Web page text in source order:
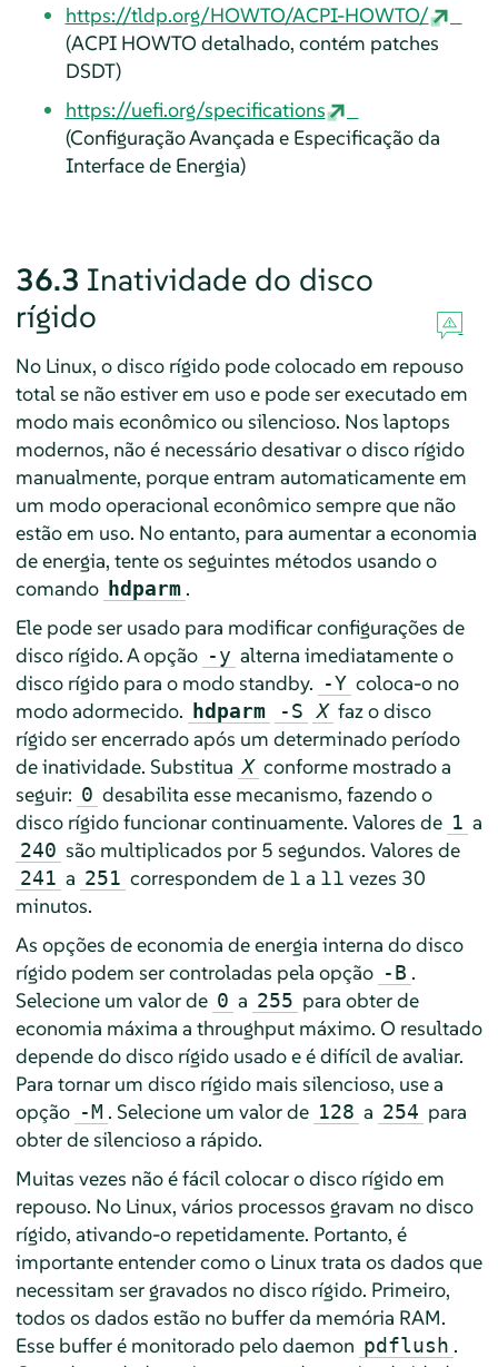
https://tldp.org/HOWTO/ACPI-HOWTO/
(ACPI HOWTO detalhado, contém patches
DSDT)
https://uefi.org/specifications
(Configuração Avançada e Especificação da
Interface de Energia)
36.3 Inatividade do disco
rígido
No Linux, o disco rígido pode colocado em repouso
total se não estiver em uso e pode ser executado em
modo mais econômico ou silencioso. Nos laptops
modernos, não é necessário desativar o disco rígido
manualmente, porque entram automaticamente em
um modo operacional econômico sempre que não
estão em uso. No entanto, para aumentar a economia
de energia, tente os seguintes métodos usando o
comando hdparm .
Ele pode ser usado para modificar configurações de
disco rígido. A opção -y alterna imediatamente o
disco rígido para o modo standby. -Y coloca-o no
modo adormecido.
hdparm -S X faz o disco
rígido ser encerrado após um determinado período
de inatividade. Substitua X conforme mostrado a
seguir: 0 desabilita esse mecanismo, fazendo o
disco rígido funcionar continuamente. Valores de 1 a
240 são multiplicados por 5 segundos. Valores de
241 a 251 correspondem de 1 a 11 vezes 30
minutos.
As opções de economia de energia interna do disco
rígido podem ser controladas pela opção -B .
Selecione um valor de 0 a 255 para obter de
economia máxima a throughput máximo. O resultado
depende do disco rígido usado e é difícil de avaliar.
Para tornar um disco rígido mais silencioso, use a
opção -M . Selecione um valor de 128 a 254 para
obter de silencioso a rápido.
Muitas vezes não é fácil colocar o disco rígido em
repouso. No Linux, vários processos gravam no disco
rígido, ativando-o repetidamente. Portanto, é
importante entender como o Linux trata os dados que
necessitam ser gravados no disco rígido. Primeiro,
todos os dados estão no buffer da memória RAM.
Esse buffer é monitorado pelo daemon pdflush .